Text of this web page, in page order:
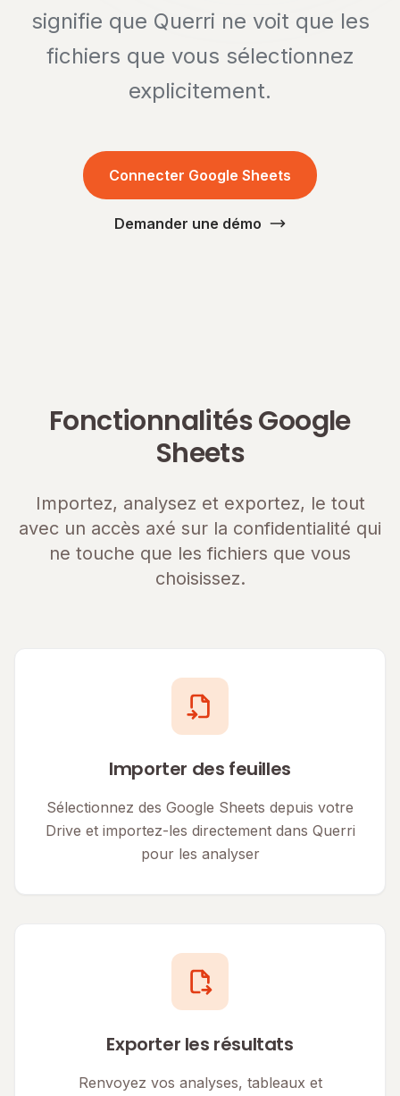
signifie que Querri ne voit que les
fichiers que vous sélectionnez
explicitement.
Connecter Google Sheets
Demander une démo
Fonctionnalités Google
Sheets
Importez, analysez et exportez, le tout
avec un accès axé sur la confidentialité qui
ne touche que les fichiers que vous
choisissez.
Importer des feuilles
Sélectionnez des Google Sheets depuis votre
Drive et importez-les directement dans Querri
pour les analyser
Exporter les résultats
Renvoyez vos analyses, tableaux et